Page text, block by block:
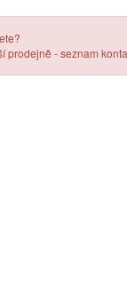
prodejně - seznam